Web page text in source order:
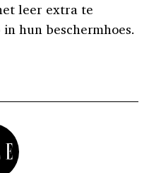
leer extra te
hun beschermhoes.